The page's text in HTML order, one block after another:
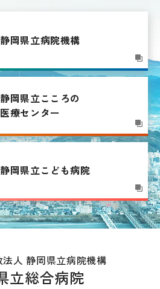
静岡県立病院機構
静岡県立こころの
医療センター
静岡県立こども病院
人 静岡県立病院機構
立総合病院